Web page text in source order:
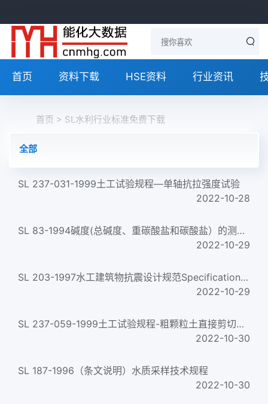
首页 资料下载 HSE资料 行业资讯
首页 > SL水利行业标准免费下载
全部
SL 237-031-1999土工试验规程—单轴抗拉强度试验
2022-10-28
SL 83-1994碱度(总碱度、重碳酸盐和碳酸盐）的测定（酸滴定法）Determination of alkalinity、bicarbonate and carbonate ...
2022-10-29
SL 203-1997水工建筑物抗震设计规范Specifications for seismic design of hydraulic structures
2022-10-29
SL 237-059-1999土工试验规程-粗颗粒土直接剪切试验
2022-10-30
SL 187-1996（条文说明）水质采样技术规程
2022-10-30